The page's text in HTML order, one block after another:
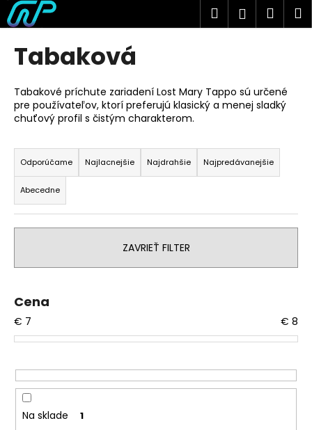
Prejsť
na
obsah
Hľadať
Tabaková
Tabakové príchute zariadení Lost Mary Tappo sú určené
pre používateľov, ktorí preferujú klasický a menej sladký
chuťový profil s čistým charakterom.
R
a
d
e
n
p
o
d
u
t
o
v
Odporúčame Najlacnejšie Najdrahšie Najpredávanejšie
Abecedne
ZAVRIEŤ FILTER
Cena
€ 7 € 8
Na sklade 1
K
o
o
p
t
e
b
u
t
e
n
á
j
s
ť
?